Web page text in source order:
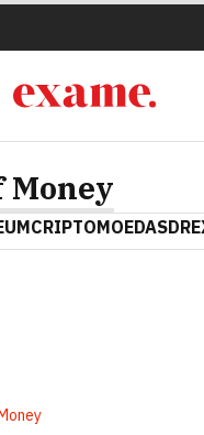
Money
CRIPTOMOEDAS